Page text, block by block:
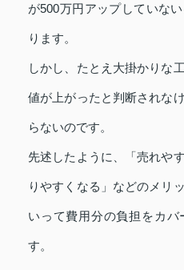
が500万円アップしていな
ります。
しかし、たとえ大掛かりな
値が上がったと判断されな
らないのです。
先述したように、「売れや
りやすくなる」などのメリ
いって費用分の負担をカ
す。